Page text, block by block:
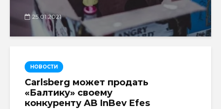
25.01.2021
НОВОСТИ
Carlsberg может продать
«Балтику» своему
конкуренту AB InBev Efes